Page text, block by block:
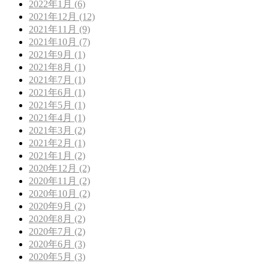
2022年1月 (6)
2021年12月 (12)
2021年11月 (9)
2021年10月 (7)
2021年9月 (1)
2021年8月 (1)
2021年7月 (1)
2021年6月 (1)
2021年5月 (1)
2021年4月 (1)
2021年3月 (2)
2021年2月 (1)
2021年1月 (2)
2020年12月 (2)
2020年11月 (2)
2020年10月 (2)
2020年9月 (2)
2020年8月 (2)
2020年7月 (2)
2020年6月 (3)
2020年5月 (3)